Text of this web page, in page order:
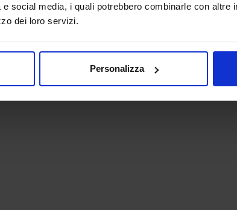
social media, i quali potrebbero combinarle con altre
dei loro servizi.
Personalizza
06382730155 - C.F. 02213830371